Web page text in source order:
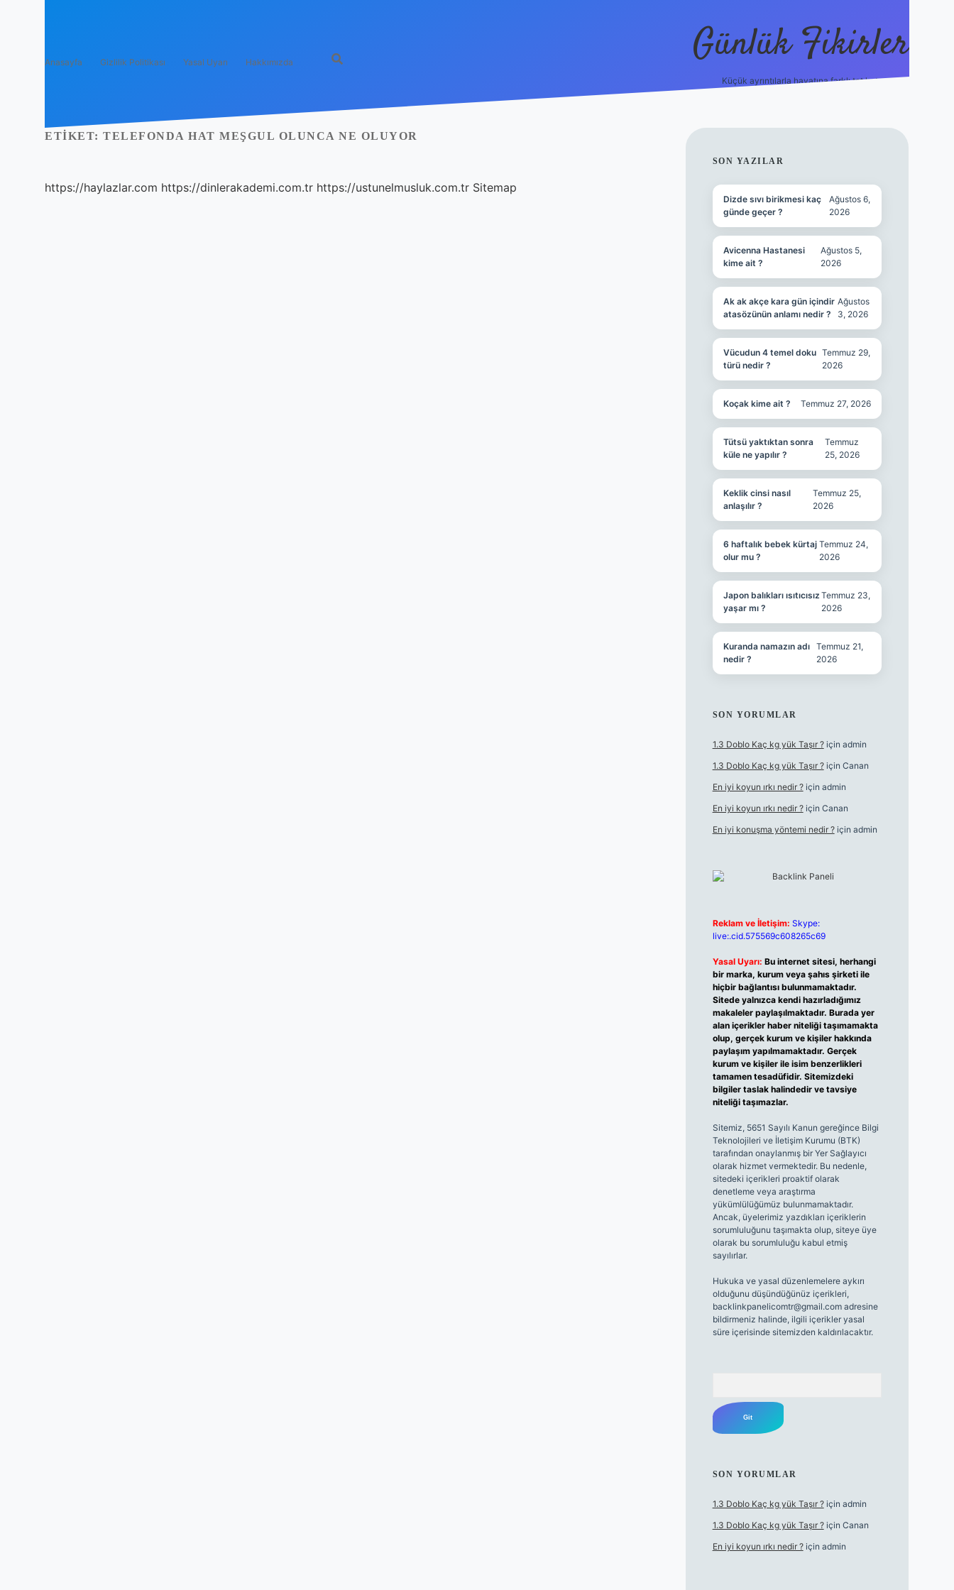
Anasayfa Gizlilik Politikası Yasal Uyarı Hakkımızda Günlük Fikirler
Küçük ayrıntılarla hayatına farklı tat kat.
ETIKET: TELEFONDA HAT MEŞGUL OLUNCA NE OLUYOR
https://haylazlar.com https://dinlerakademi.com.tr https://ustunelmusluk.com.tr Sitemap
SIDEBAR
SON YAZILAR
Dizde sıvı birikmesi kaç
günde geçer ?
Ağustos 6,
2026
Avicenna Hastanesi
kime ait ?
Ağustos 5,
2026
Ak ak akçe kara gün içindir
atasözünün anlamı nedir ?
Ağustos
3, 2026
Vücudun 4 temel doku
türü nedir ?
Temmuz 29,
2026
Koçak kime ait ? Temmuz 27, 2026
Tütsü yaktıktan sonra
küle ne yapılır ?
Temmuz
25, 2026
Keklik cinsi nasıl
anlaşılır ?
Temmuz 25,
2026
6 haftalık bebek kürtaj
olur mu ?
Temmuz 24,
2026
Japon balıkları ısıtıcısız
yaşar mı ?
Temmuz 23,
2026
Kuranda namazın adı
nedir ?
Temmuz 21,
2026
SON YORUMLAR
1.3 Doblo Kaç kg yük Taşır ?için admin
1.3 Doblo Kaç kg yük Taşır ?için Canan
En iyi koyun ırkı nedir ?için admin
En iyi koyun ırkı nedir ?için Canan
En iyi konuşma yöntemi nedir ?için admin
Reklam ve İletişim: Skype:
live:.cid.575569c608265c69
Yasal Uyarı: Bu internet sitesi, herhangi
bir marka, kurum veya şahıs şirketi ile
hiçbir bağlantısı bulunmamaktadır.
Sitede yalnızca kendi hazırladığımız
makaleler paylaşılmaktadır. Burada yer
alan içerikler haber niteliği taşımamakta
olup, gerçek kurum ve kişiler hakkında
paylaşım yapılmamaktadır. Gerçek
kurum ve kişiler ile isim benzerlikleri
tamamen tesadüfidir. Sitemizdeki
bilgiler taslak halindedir ve tavsiye
niteliği taşımazlar.
Sitemiz, 5651 Sayılı Kanun gereğince Bilgi
Teknolojileri ve İletişim Kurumu (BTK)
tarafından onaylanmış bir Yer Sağlayıcı
olarak hizmet vermektedir. Bu nedenle,
sitedeki içerikleri proaktif olarak
denetleme veya araştırma
yükümlülüğümüz bulunmamaktadır.
Ancak, üyelerimiz yazdıkları içeriklerin
sorumluluğunu taşımakta olup, siteye üye
olarak bu sorumluluğu kabul etmiş
sayılırlar.
Hukuka ve yasal düzenlemelere aykırı
olduğunu düşündüğünüz içerikleri,
backlinkpanelicomtr@gmail.comadresine
bildirmeniz halinde, ilgili içerikler yasal
süre içerisinde sitemizden kaldırılacaktır.
SON YORUMLAR
1.3 Doblo Kaç kg yük Taşır ?için admin
1.3 Doblo Kaç kg yük Taşır ?için Canan
En iyi koyun ırkı nedir ?için admin
ilbet yeni